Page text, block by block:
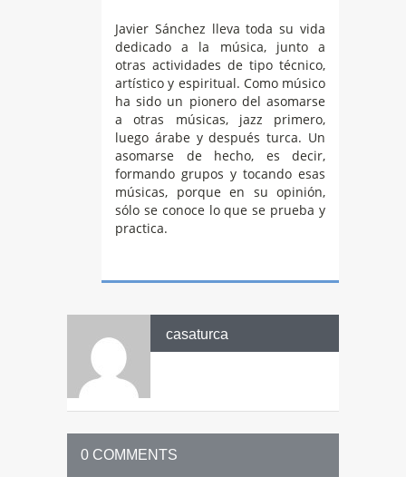
Javier Sánchez lleva toda su vida
dedicado a la música, junto a
otras actividades de tipo técnico,
artístico y espiritual. Como músico
ha sido un pionero del asomarse
a otras músicas, jazz primero,
luego árabe y después turca. Un
asomarse de hecho, es decir,
formando grupos y tocando esas
músicas, porque en su opinión,
sólo se conoce lo que se prueba y
practica.
casaturca
0 COMMENTS